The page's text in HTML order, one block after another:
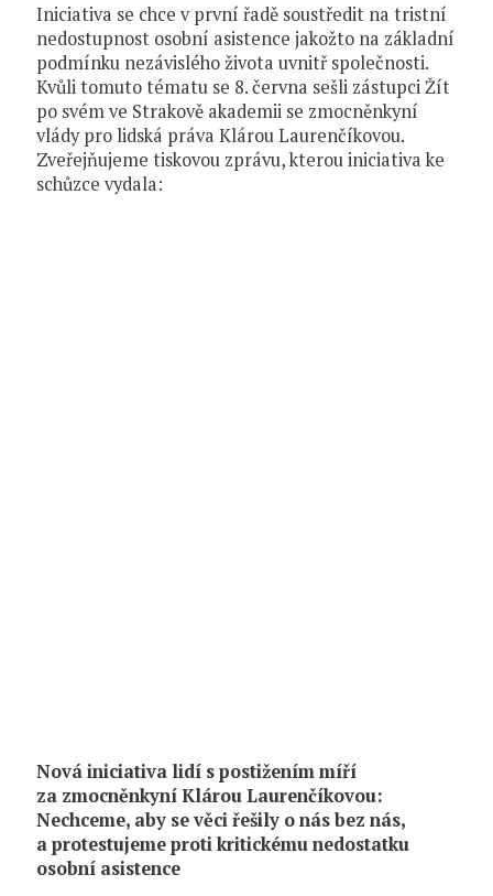
Iniciativa se chce v první řadě soustředit na tristní
nedostupnost osobní asistence jakožto na základní
podmínku nezávislého života uvnitř společnosti.
Kvůli tomuto tématu se 8. června sešli zástupci Žít
po svém ve Strakově akademii se zmocněnkyní
vlády pro lidská práva Klárou Laurenčíkovou.
Zveřejňujeme tiskovou zprávu, kterou iniciativa ke
schůzce vydala:
Nová iniciativa lidí s postižením míří
za zmocněnkyní Klárou Laurenčíkovou:
Nechceme, aby se věci řešily o nás bez nás,
a protestujeme proti kritickému nedostatku
osobní asistence